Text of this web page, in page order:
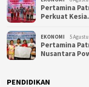
Pertamina
Perkuat
EKONOMI 5
Pertamina
Nusantara
PENDIDIKAN